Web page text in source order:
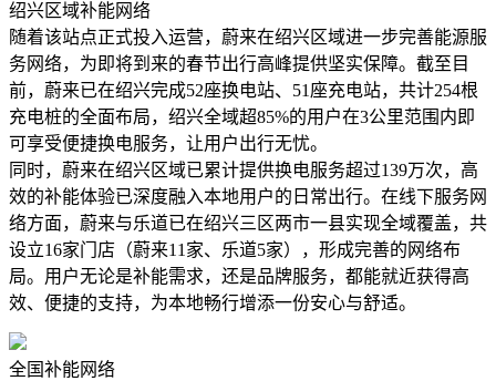
绍兴区域补能网络
随着该站点正式投入运营，蔚来在绍兴区域进一步完善能源服
务网络，为即将到来的春节出行高峰提供坚实保障。截至目
前，蔚来已在绍兴完成52座换电站、51座充电站，共计254根
充电桩的全面布局，绍兴全域超85%的用户在3公里范围内即
可享受便捷换电服务，让用户出行无忧。
同时，蔚来在绍兴区域已累计提供换电服务超过139万次，高
效的补能体验已深度融入本地用户的日常出行。在线下服务网
络方面，蔚来与乐道已在绍兴三区两市一县实现全域覆盖，共
设立16家门店（蔚来11家、乐道5家），形成完善的网络布
局。用户无论是补能需求，还是品牌服务，都能就近获得高
效、便捷的支持，为本地畅行增添一份安心与舒适。
全国补能网络